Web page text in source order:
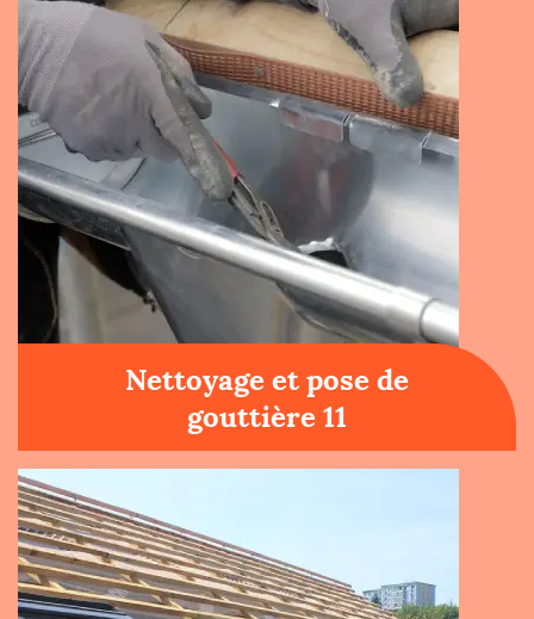
Nettoyage et pose de
gouttière 11